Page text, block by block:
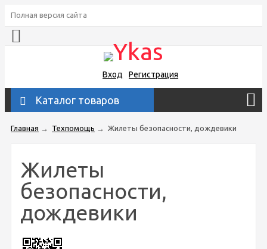
Полная версия сайта
Вход Регистрация
Каталог товаров
Главная → Техпомощь → Жилеты безопасности, дождевики
Жилеты
безопасности,
дождевики